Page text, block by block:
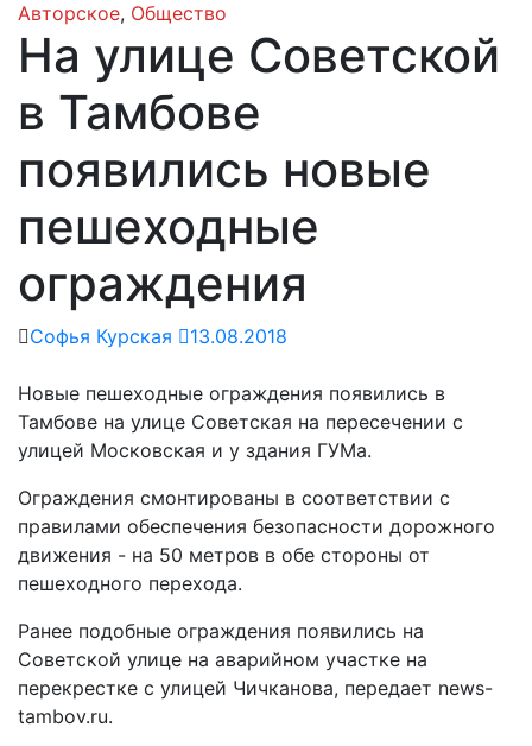
Авторское, Общество
На улице Советской
в Тамбове
появились новые
пешеходные
ограждения
Софья Курская 13.08.2018
Новые пешеходные ограждения появились в
Тамбове на улице Советская на пересечении с
улицей Московская и у здания ГУМа.
Ограждения смонтированы в соответствии с
правилами обеспечения безопасности дорожного
движения - на 50 метров в обе стороны от
пешеходного перехода.
Ранее подобные ограждения появились на
Советской улице на аварийном участке на
перекрестке с улицей Чичканова, передает news-
tambov.ru.